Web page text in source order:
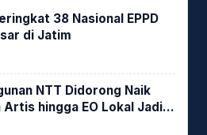
38 Nasional EPPD
di Jatim
NTT Didorong Naik
Artis hingga EO Lokal Jadi